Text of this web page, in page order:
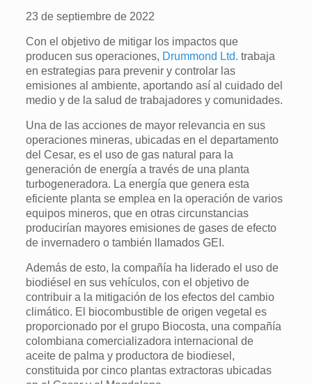
23 de septiembre de 2022
Con el objetivo de mitigar los impactos que
producen sus operaciones, Drummond Ltd. trabaja
en estrategias para prevenir y controlar las
emisiones al ambiente, aportando así al cuidado del
medio y de la salud de trabajadores y comunidades.
Una de las acciones de mayor relevancia en sus
operaciones mineras, ubicadas en el departamento
del Cesar, es el uso de gas natural para la
generación de energía a través de una planta
turbogeneradora. La energía que genera esta
eficiente planta se emplea en la operación de varios
equipos mineros, que en otras circunstancias
producirían mayores emisiones de gases de efecto
de invernadero o también llamados GEI.
Además de esto, la compañía ha liderado el uso de
biodiésel en sus vehículos, con el objetivo de
contribuir a la mitigación de los efectos del cambio
climático. El biocombustible de origen vegetal es
proporcionado por el grupo Biocosta, una compañía
colombiana comercializadora internacional de
aceite de palma y productora de biodiesel,
constituida por cinco plantas extractoras ubicadas